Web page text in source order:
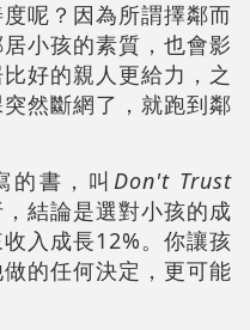
呢？因為所謂擇鄰而
小孩的素質，也會影
好的親人更給力，之
然斷網了，就跑到鄰
的書，叫 Don't Trust
，結論是選對小孩的成
入成長12%。你讓孩
的任何決定，更可能